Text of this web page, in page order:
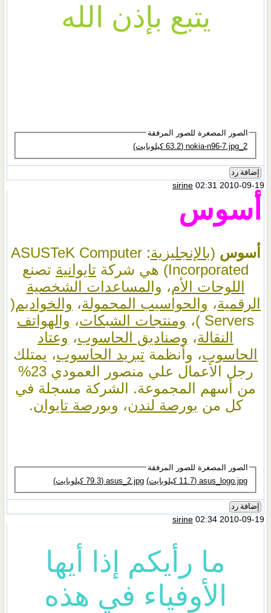
يتبع بإذن الله
الصور المصغرة للصور المرفقة
2_nokia-n96-7.jpg‏ (63.2 كيلوبايت)
إضافة رد
sirine02:31 2010-09-19
أسوس
أسوس (بالإنجليزية : ASUSTeK Computer
Incorporated‏) هي شركة
تايوانية تصنع
اللوحات الأم، والمساعدات الشخصية
الرقمية، والحواسيب المحمولة، والخواديم(
Servers )،
ومنتجات الشبكات، والهواتف
النقالة، وصناديق الحاسوب، وعتاد
الحاسوب، وأنظمة تبريد الحاسوب، يمتلك
رجل الأعمال علي منصور العمودي 23%
من أسهم المجموعة. الشركة مسجلة في
كل من بورصة لندن، وبورصة تايوان.
الصور المصغرة للصور المرفقة
asus_logo.jpg‏ (11.7 كيلوبايت)
asus_2.jpg‏ (79.3 كيلوبايت)
إضافة رد
sirine02:34 2010-09-19
ما رأيكم إذا أيها
الأوفياء في هذه